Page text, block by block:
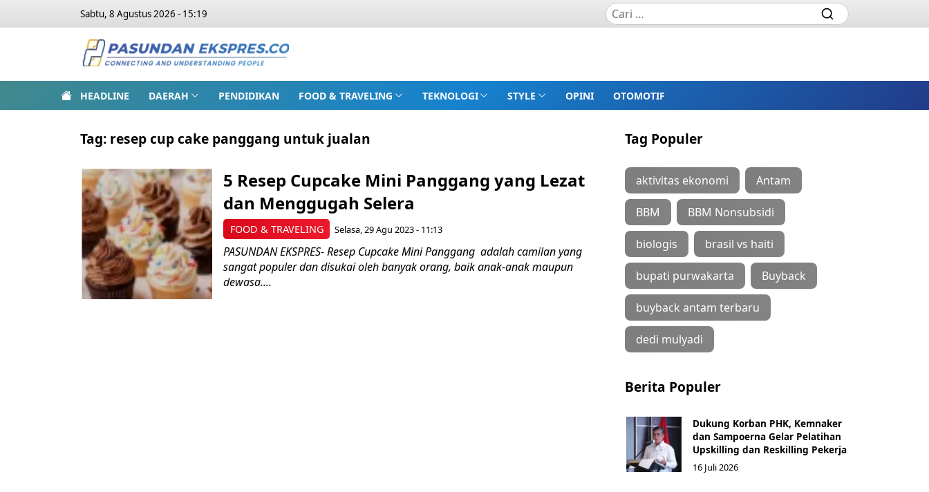
Sabtu, 8 Agustus 2026 - 15:19
HEADLINE DAERAH PENDIDIKAN FOOD & TRAVELING TEKNOLOGI STYLE OPINI OTOMOTIF
Tag: resep cup cake panggang untuk jualan
FOOD & TRAVELING
5 Resep Cupcake Mini Panggang yang Lezat
dan Menggugah Selera
Selasa, 29 Agu 2023 - 11:13
PASUNDAN EKSPRES- Resep Cupcake Mini Panggang adalah camilan yang
sangat populer dan disukai oleh banyak orang, baik anak-anak maupun
dewasa....
Tag Populer
aktivitas ekonomi Antam
BBM BBM Nonsubsidi
biologis brasil vs haiti
bupati purwakarta Buyback
buyback antam terbaru
dedi mulyadi
Berita Populer
Dukung Korban PHK, Kemnaker
dan Sampoerna Gelar Pelatihan
Upskilling dan Reskilling Pekerja
16 Juli 2026